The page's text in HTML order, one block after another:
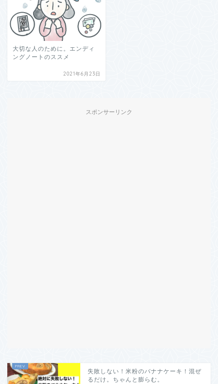
大切な人のために。エンディ
ングノートのススメ
2021年6月23日
スポンサーリンク
失敗しない！米粉のバナナケーキ！混ぜ
るだけ。ちゃんと膨らむ。